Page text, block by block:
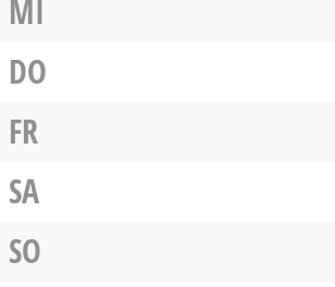
MI
DO
FR
SA
SO